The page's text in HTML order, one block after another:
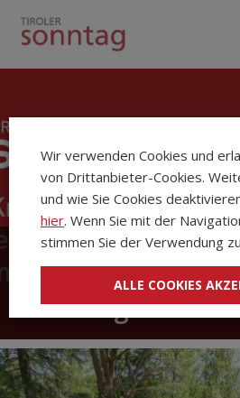
Die
Sonntag
Wir verwenden Cookies und
von Drittanbieter-Cookies.
und wie Sie Cookies
hier. Wenn Sie mit der
stimmen Sie der Verwendung
ALLE COOKIES